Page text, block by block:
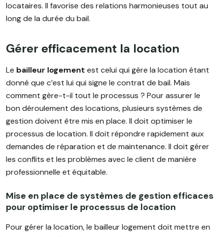
locataires. Il favorise des relations harmonieuses tout au
long de la durée du bail.
Gérer efficacement la location
Le bailleur logement est celui qui gère la location étant
donné que c’est lui qui signe le contrat de bail. Mais
comment gère-t-il tout le processus ? Pour assurer le
bon déroulement des locations, plusieurs systèmes de
gestion doivent être mis en place. Il doit optimiser le
processus de location. Il doit répondre rapidement aux
demandes de réparation et de maintenance. Il doit gérer
les conflits et les problèmes avec le client de manière
professionnelle et équitable.
Mise en place de systèmes de gestion efficaces
pour optimiser le processus de location
Pour gérer la location, le bailleur logement doit mettre en